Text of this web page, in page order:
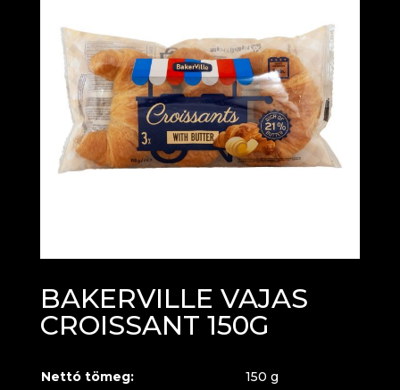
BAKERVILLE VAJAS
CROISSANT 150G
Nettó tömeg:
150 g